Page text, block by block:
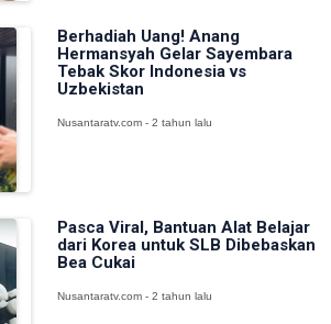
Berhadiah Uang! Anang
Hermansyah Gelar Sayembara
Tebak Skor Indonesia vs
Uzbekistan
Nusantaratv.com - 2 tahun lalu
Pasca Viral, Bantuan Alat Belajar
dari Korea untuk SLB Dibebaskan
Bea Cukai
Nusantaratv.com - 2 tahun lalu